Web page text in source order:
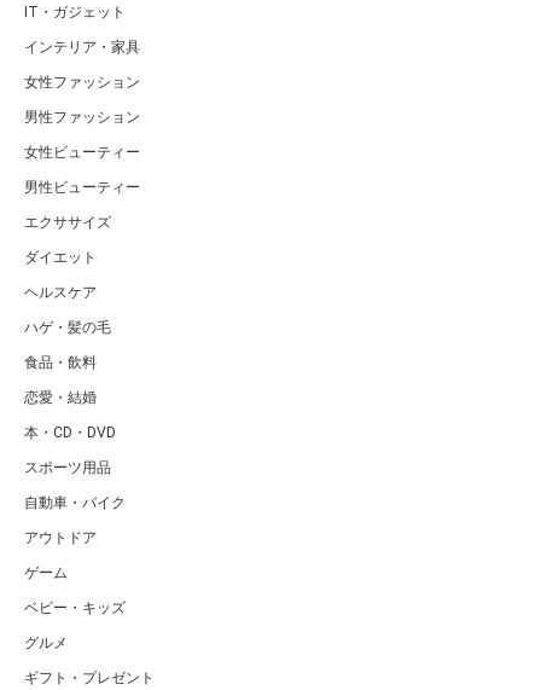
IT・ガジェット
インテリア・家具
女性ファッション
男性ファッション
女性ビューティー
男性ビューティー
エクササイズ
ダイエット
ヘルスケア
ハゲ・髪の毛
食品・飲料
恋愛・結婚
本・CD・DVD
スポーツ用品
自動車・バイク
アウトドア
ゲーム
ベビー・キッズ
グルメ
ギフト・プレゼント